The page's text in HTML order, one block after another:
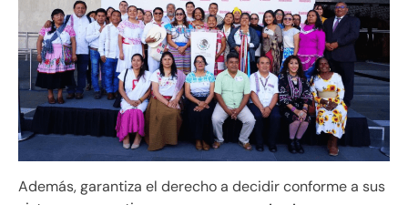
Además, garantiza el derecho a decidir conforme a sus